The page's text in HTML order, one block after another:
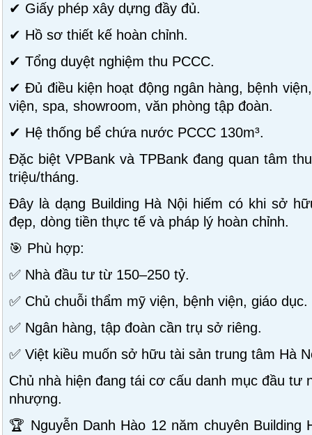
✔ Giấy phép xây dựng đầy đủ.
✔ Hồ sơ thiết kế hoàn chỉnh.
✔ Tổng duyệt nghiệm thu PCCC.
✔ Đủ điều kiện hoạt động ngân hàng, bệnh
viện, spa, showroom, văn phòng tập đoàn.
✔ Hệ thống bể chứa nước PCCC 130m³.
Đặc biệt VPBank và TPBank đang quan tâm
triệu/tháng.
Đây là dạng Building Hà Nội hiếm có khi sở
đẹp, dòng tiền thực tế và pháp lý hoàn chỉnh.
🎯 Phù hợp:
✅ Nhà đầu tư từ 150–250 tỷ.
✅ Chủ chuỗi thẩm mỹ viện, bệnh viện, giáo dục.
✅ Ngân hàng, tập đoàn cần trụ sở riêng.
✅ Việt kiều muốn sở hữu tài sản trung tâm Hà
Chủ nhà hiện đang tái cơ cấu danh mục đầu tư
nhượng.
🏆 Nguyễn Danh Hào 12 năm chuyên Building